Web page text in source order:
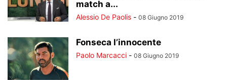
match a...
Alessio De Paolis - 08 Giugno 2019
Fonseca l’innocente
Paolo Marcacci - 08 Giugno 2019